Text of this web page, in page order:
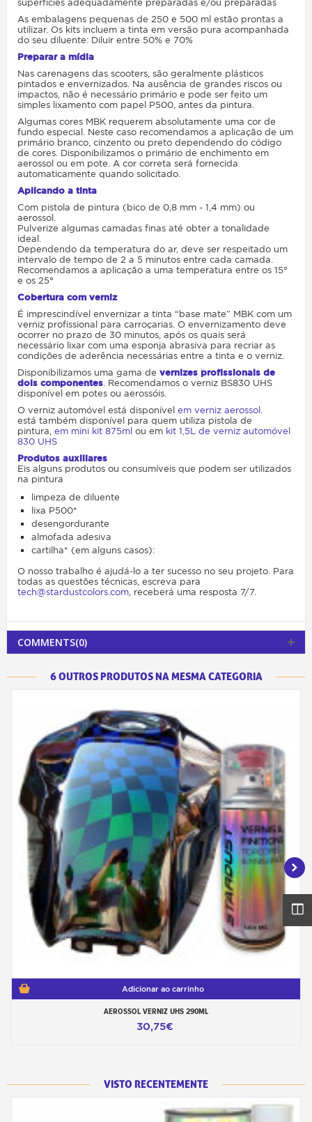
superfícies adequadamente preparadas e/ou preparadas
As embalagens pequenas de 250 e 500 ml estão prontas a
utilizar. Os kits incluem a tinta em versão pura acompanhada
do seu diluente: Diluir entre 50% e 70%
Preparar a mídia
Nas carenagens das scooters, são geralmente plásticos
pintados e envernizados. Na ausência de grandes riscos ou
impactos, não é necessário primário e pode ser feito um
simples lixamento com papel P500, antes da pintura.
Algumas cores MBK requerem absolutamente uma cor de
fundo especial. Neste caso recomendamos a aplicação de um
primário branco, cinzento ou preto dependendo do código
de cores. Disponibilizamos o primário de enchimento em
aerossol ou em pote. A cor correta será fornecida
automaticamente quando solicitado.
Aplicando a tinta
Com pistola de pintura (bico de 0,8 mm - 1,4 mm) ou
aerossol.
Pulverize algumas camadas finas até obter a tonalidade
ideal.
Dependendo da temperatura do ar, deve ser respeitado um
intervalo de tempo de 2 a 5 minutos entre cada camada.
Recomendamos a aplicação a uma temperatura entre os 15°
e os 25°
Cobertura com verniz
É imprescindível envernizar a tinta “base mate” MBK com um
verniz profissional para carroçarias. O envernizamento deve
ocorrer no prazo de 30 minutos, após os quais será
necessário lixar com uma esponja abrasiva para recriar as
condições de aderência necessárias entre a tinta e o verniz.
Disponibilizamos uma gama de vernizes profissionais de
dois componentes. Recomendamos o verniz BS830 UHS
disponível em potes ou aerossóis.
O verniz automóvel está disponível em verniz aerossol.
está também disponível para quem utiliza pistola de
pintura, em mini kit 875ml ou em kit 1,5L de verniz automóvel
830 UHS
Produtos auxiliares
Eis alguns produtos ou consumíveis que podem ser utilizados
na pintura
limpeza de diluente
lixa P500*
desengordurante
almofada adesiva
cartilha* (em alguns casos):
O nosso trabalho é ajudá-lo a ter sucesso no seu projeto. Para
todas as questões técnicas, escreva para
tech@stardustcolors.com, receberá uma resposta 7/7.
COMMENTS(0)
6 OUTROS PRODUTOS NA MESMA CATEGORIA
Adicionar ao carrinho
AEROSSOL VERNIZ UHS 290ML
30,75€
VISTO RECENTEMENTE